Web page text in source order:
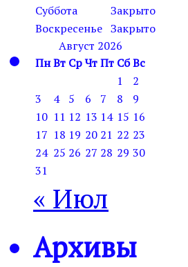
Суббота
Закрыто
Воскресенье Закрыто
Август 2026
ПнВт СрЧтПт СбВс
1
2
3
4 5 6 7 8
9
10 11 12 13 14 15 16
17 18 19 20 21 22 23
24 25 26 27 28 29 30
31
« Июл
Архивы